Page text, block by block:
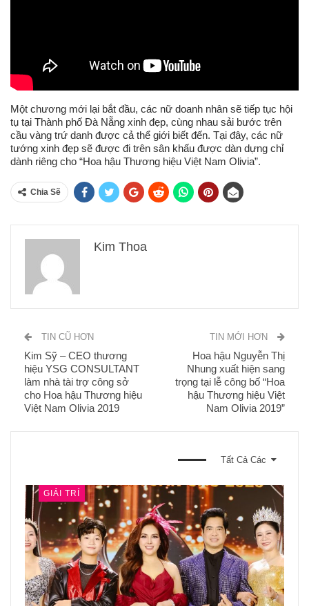
Một chương mới lại bắt đầu, các nữ doanh nhân sẽ tiếp tục hội
tụ tại Thành phố Đà Nẵng xinh đẹp, cùng nhau sải bước trên
cầu vàng trứ danh được cả thể giới biết đến. Tại đây, các nữ
tướng xinh đẹp sẽ được đi trên sân khấu được dàn dựng chỉ
dành riêng cho “Hoa hậu Thương hiệu Việt Nam Olivia”.
Chia Sẽ
Kim Thoa
TIN CŨ HƠN
Kim Sỹ – CEO thương
hiệu YSG CONSULTANT
làm nhà tài trợ công sở
cho Hoa hậu Thương hiệu
Việt Nam Olivia 2019
TIN MỚI HƠN
Hoa hậu Nguyễn Thị
Nhung xuất hiện sang
trọng tại lễ công bố “Hoa
hậu Thương hiệu Việt
Nam Olivia 2019”
Tất Cả Các
GIẢI TRÍ